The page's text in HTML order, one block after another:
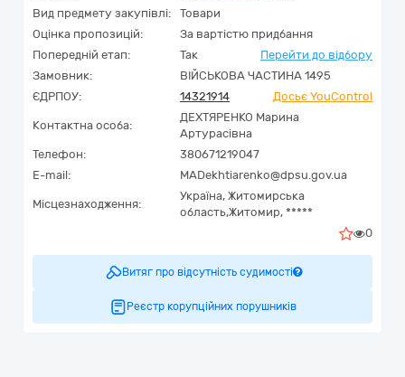
Вид предмету закупівлі:
Товари
Оцінка пропозицій:
За вартістю придбання
Попередній етап:
Так
Перейти до відбору
Замовник:
ВІЙСЬКОВА ЧАСТИНА 1495
ЄДРПОУ:
14321914 Досьє YouControl
Контактна особа:
ДЕХТЯРЕНКО Марина
Артурасівна
Телефон:
380671219047
E-mail:
MADekhtiarenko@dpsu.gov.ua
Місцезнаходження:
Україна, Житомирська
область,Житомир, *****
0
Витяг про відсутність судимості
Реєстр корупційних порушників